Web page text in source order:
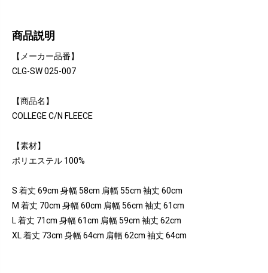
商品説明
【メーカー品番】
CLG-SW 025-007
【商品名】
COLLEGE C/N FLEECE
【素材】
ポリエステル 100%
S 着丈 69cm 身幅 58cm 肩幅 55cm 袖丈 60cm
M 着丈 70cm 身幅 60cm 肩幅 56cm 袖丈 61cm
L 着丈 71cm 身幅 61cm 肩幅 59cm 袖丈 62cm
XL 着丈 73cm 身幅 64cm 肩幅 62cm 袖丈 64cm